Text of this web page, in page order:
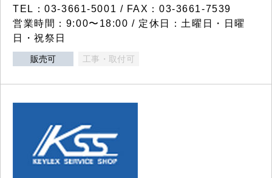
TEL：03-3661-5001 / FAX：03-3661-7539
営業時間：9:00〜18:00 / 定休日：土曜日・日曜
日・祝祭日
販売可 工事・取付可